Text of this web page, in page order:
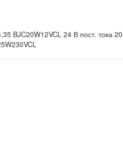
BJC20W12VCL 24 В пост. тока